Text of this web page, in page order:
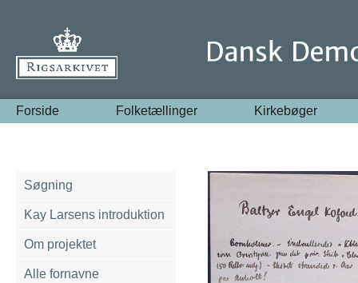
Forside Folketællinger Kirkebøger
Søgning
Kay Larsens introduktion
Om projektet
Alle fornavne